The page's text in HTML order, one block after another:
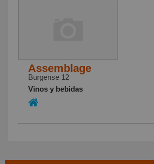
Assemblage
Burgense 12
Vinos y bebidas